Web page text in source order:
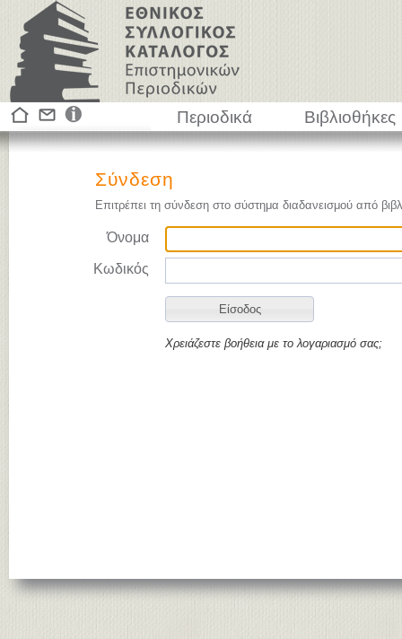
Περιοδικά Βιβλιοθήκες
Σύνδεση
Επιτρέπει τη σύνδεση στο σύστημα διαδανεισμού από
Όνομα
Κωδικός
Χρειάζεστε βοήθεια με το λογαριασμό σας;